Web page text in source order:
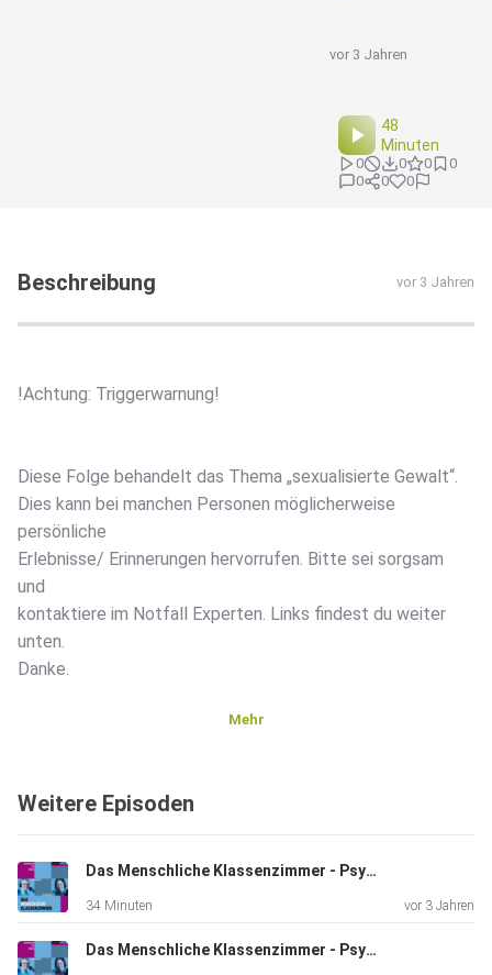
vor 3 Jahren
48
Minuten
0 0 0
0
0
0 0
Beschreibung vor 3 Jahren
!Achtung: Triggerwarnung!
Diese Folge behandelt das Thema „sexualisierte Gewalt“.
Dies kann bei manchen Personen möglicherweise
persönliche
Erlebnisse/ Erinnerungen hervorrufen. Bitte sei sorgsam
und
kontaktiere im Notfall Experten. Links findest du weiter
unten.
Danke.
Opfer sexualisierter Gewalt geworden sind. Erschütternd
leider immer noch ein zu großes Tabu-Thema! Michaela und
Fiete
möchten deshalb in dieser Folge aufklären, Lehrer*innen
Angst
Mehr
Weitere Episoden
Das Menschliche Klassenzimmer - Psychologie und Schule ==> FOLGE #14: Meine Wunschschule <== Wissenswertes rund um Lehrerausbildung, Erziehung, Pädagogik
34 Minuten vor 3 Jahren
Das Menschliche Klassenzimmer - Psychologie und Schule ==> FOLGE #13: Das Selbst <== Wissenswertes rund um Lehrerausbildung, Erziehung, Pädagogik